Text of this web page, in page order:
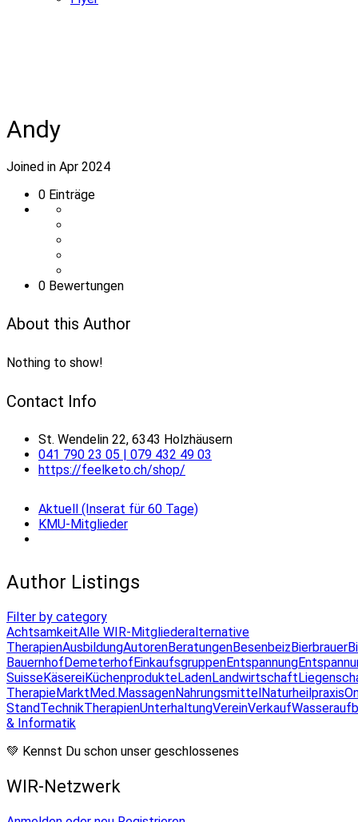
Andy
Joined in Apr 2024
0 Einträge
0 Bewertungen
About this Author
Nothing to show!
Contact Info
St. Wendelin 22, 6343 Holzhäusern
041 790 23 05 | 079 432 49 03
https://feelketo.ch/shop/
Aktuell (Inserat für 60 Tage)
KMU-Mitglieder
Author Listings
Filter by category
AchtsamkeitAlle WIR-Mitgliederalternative
TherapienAusbildungAutorenBeratungenBesenbeizBierbrauer
BauernhofDemeterhofEinkaufsgruppenEntspannung
SuisseKäsereiKüchenprodukteLadenLandwirtschaft
TherapieMarktMed.MassagenNahrungsmittelNaturheilpraxis
StandTechnikTherapienUnterhaltungVereinVerkauf
& Informatik
💚 Kennst Du schon unser geschlossenes
WIR-Netzwerk